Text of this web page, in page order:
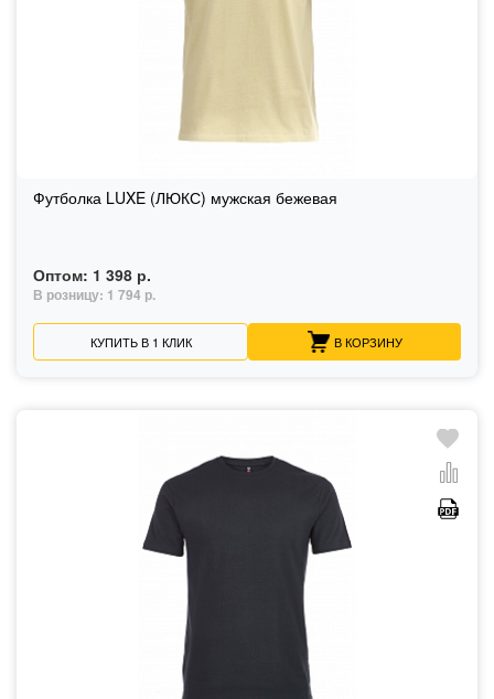
Футболка LUXE (ЛЮКС) мужская бежевая
Оптом: 1 398 р.
В розницу: 1 794 р.
КУПИТЬ В 1 КЛИК В КОРЗИНУ